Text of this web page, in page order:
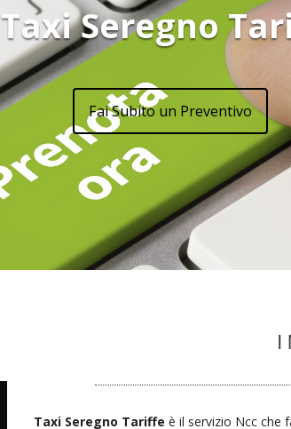
Taxi Seregno
Fai Subito un Preventivo
I
Taxi Seregno Tariffeè il servizio Ncc che